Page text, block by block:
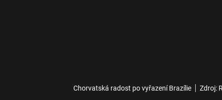
Chorvatská radost po vyřazení Brazílie Zdroj: